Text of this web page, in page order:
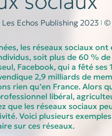
Echos Publishing 2023 ©
les réseaux sociaux
soit plus de 60 %
Facebook, qui a fêté ses
2,9 milliards de
rien qu’en France. Alors
libéral,
que les réseaux sociaux
Voici plusieurs
sur ces réseaux.